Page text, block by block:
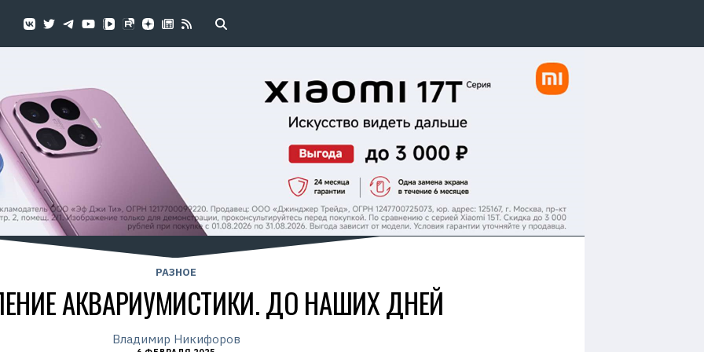
РАЗНОЕ
АКВАРИУМИСТИКИ. ДО НАШИХ ДНЕЙ
Владимир Никифоров